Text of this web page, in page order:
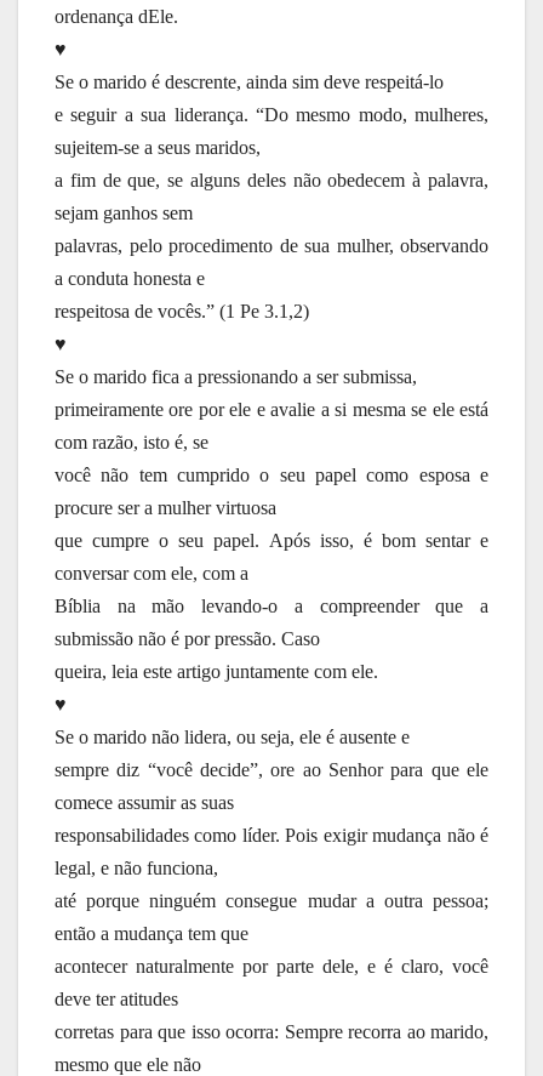
ordenança dEle.
♥
Se o marido é descrente, ainda sim deve respeitá-lo
e seguir a sua liderança. “Do mesmo modo, mulheres,
sujeitem-se a seus maridos,
a fim de que, se alguns deles não obedecem à palavra,
sejam ganhos sem
palavras, pelo procedimento de sua mulher, observando
a conduta honesta e
respeitosa de vocês.” (1 Pe 3.1,2)
♥
Se o marido fica a pressionando a ser submissa,
primeiramente ore por ele e avalie a si mesma se ele está
com razão, isto é, se
você não tem cumprido o seu papel como esposa e
procure ser a mulher virtuosa
que cumpre o seu papel. Após isso, é bom sentar e
conversar com ele, com a
Bíblia na mão levando-o a compreender que a
submissão não é por pressão. Caso
queira, leia este artigo juntamente com ele.
♥
Se o marido não lidera, ou seja, ele é ausente e
sempre diz “você decide”, ore ao Senhor para que ele
comece assumir as suas
responsabilidades como líder. Pois exigir mudança não é
legal, e não funciona,
até porque ninguém consegue mudar a outra pessoa;
então a mudança tem que
acontecer naturalmente por parte dele, e é claro, você
deve ter atitudes
corretas para que isso ocorra: Sempre recorra ao marido,
mesmo que ele não